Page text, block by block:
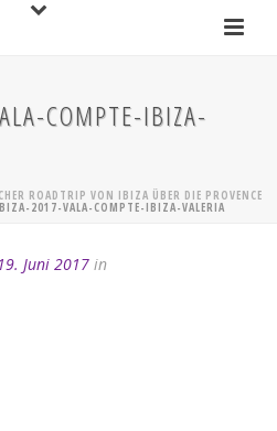
COMPTE-IBIZA-
ROADTRIP VON IBIZA ÜBER DIE PROVENCE
2017-VALA-COMPTE-IBIZA-VALERIA
19. Juni 2017 in